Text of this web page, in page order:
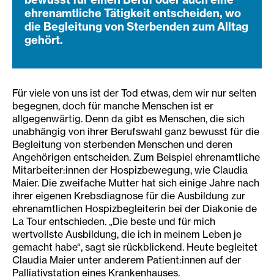
ehrenamtliche Tätigkeit entscheiden, wo
die Begleitung von Sterbenden zum Alltag
gehört.
Für viele von uns ist der Tod etwas, dem wir nur selten
begegnen, doch für manche Menschen ist er
allgegenwärtig. Denn da gibt es Menschen, die sich
unabhängig von ihrer Berufswahl ganz bewusst für die
Begleitung von sterbenden Menschen und deren
Angehörigen entscheiden. Zum Beispiel ehrenamtliche
Mitarbeiter:innen der Hospizbewegung, wie Claudia
Maier. Die zweifache Mutter hat sich einige Jahre nach
ihrer eigenen Krebsdiagnose für die Ausbildung zur
ehrenamtlichen Hospizbegleiterin bei der Diakonie de
La Tour entschieden. „Die beste und für mich
wertvollste Ausbildung, die ich in meinem Leben je
gemacht habe“, sagt sie rückblickend. Heute begleitet
Claudia Maier unter anderem Patient:innen auf der
Palliativstation eines Krankenhauses.